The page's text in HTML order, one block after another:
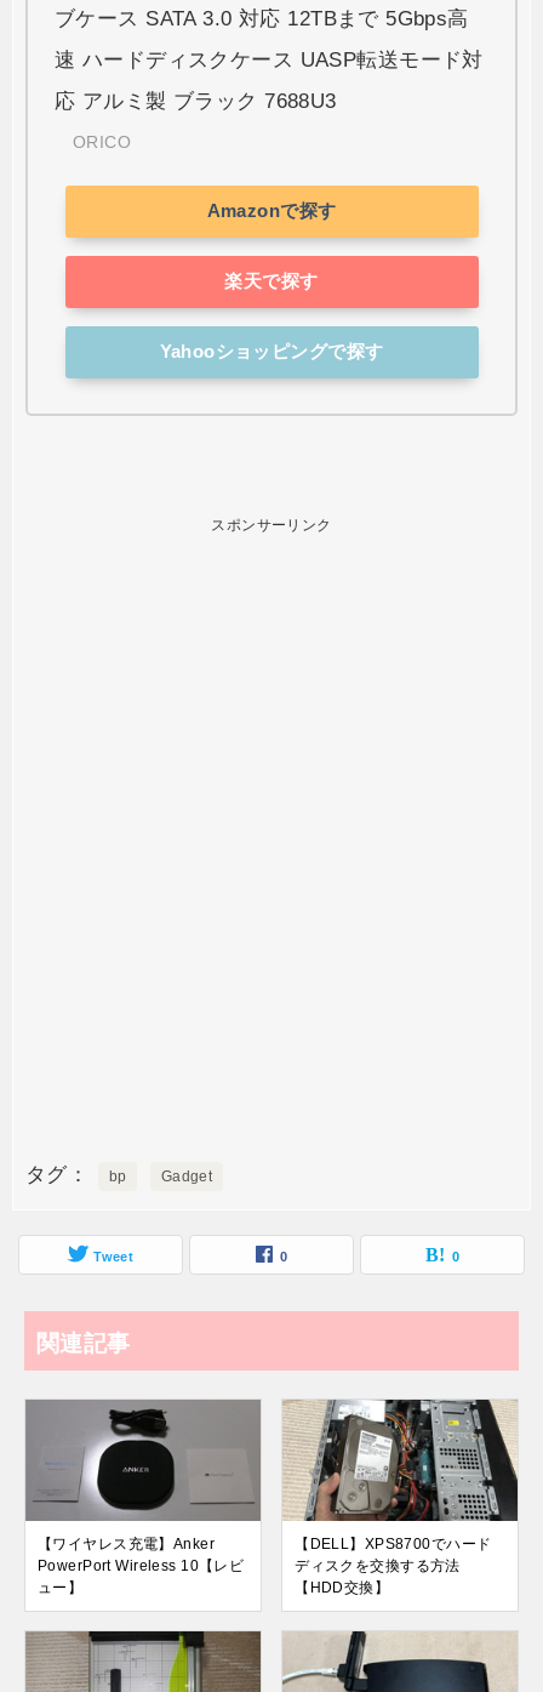
ブケース SATA 3.0 対応 12TBまで 5Gbps高
速 ハードディスクケース UASP転送モード対
応 アルミ製 ブラック 7688U3
ORICO
Amazonで探す
楽天で探す
Yahooショッピングで探す
スポンサーリンク
タグ bp Gadget
Tweet 0 0
関連記事
【ワイヤレス充電】Anker
PowerPort Wireless 10【レビ
ュー】
【DELL】XPS8700でハード
ディスクを交換する方法
【HDD交換】